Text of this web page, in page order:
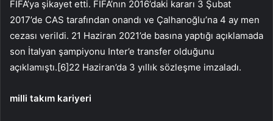
FIFA’ya şikayet etti. FIFA’nın 2016’daki kararı 3 Şubat
2017’de CAS tarafından onandı ve Çalhanoğlu’na 4 ay men
cezası verildi. 21 Haziran 2021’de basına yaptığı açıklamada
son İtalyan şampiyonu Inter’e transfer olduğunu
açıklamıştı.[6]22 Haziran’da 3 yıllık sözleşme imzaladı.
milli takım kariyeri